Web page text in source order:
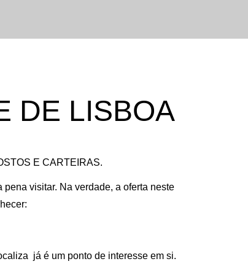
DE LISBOA
E CARTEIRAS.
pena visitar. Na verdade, a oferta neste
já é um ponto de interesse em si.